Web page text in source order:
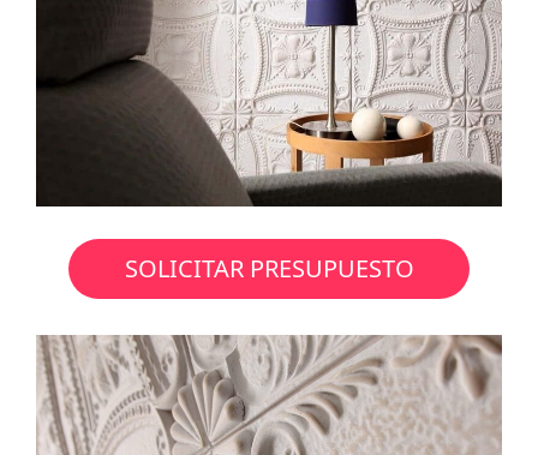
SOLICITAR PRESUPUESTO